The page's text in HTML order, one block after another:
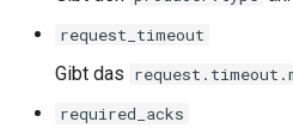
traffic-accounting
request_timeout
Gibt das
required_acks